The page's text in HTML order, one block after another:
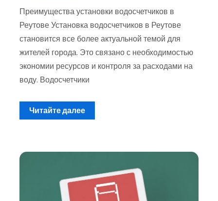
Преимущества установки водосчетчиков в
Реутове Установка водосчетчиков в Реутове
становится все более актуальной темой для
жителей города. Это связано с необходимостью
экономии ресурсов и контроля за расходами на
воду. Водосчетчики
Читайте далее